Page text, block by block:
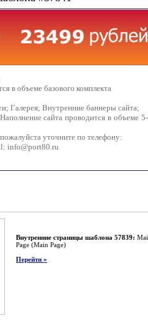
в объеме базового комплекта
Галерея; Внутренние баннеры сайта;
сайта проводится в объеме
уточните по телефону:
info@port80.ru
Внутренние страницы шаблона 57839:
Page (Main Page)
Перейти »